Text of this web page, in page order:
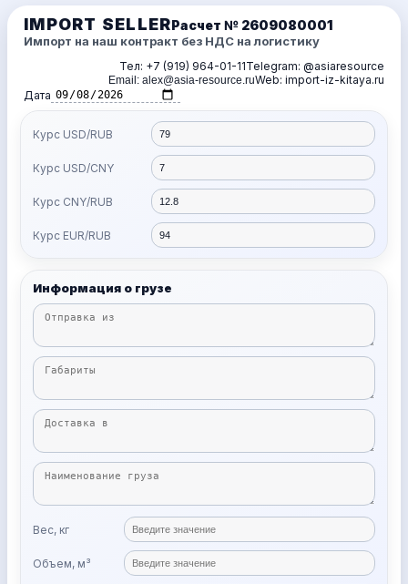
IMPORT SELLERРасчет № 2609080001
Импорт на наш контракт без НДС на логистику
Тел: +7 (919) 964-01-11Telegram: @asiaresource
Email: alex@asia-resource.ruWeb: import-iz-kitaya.ru
Дата
Курс USD/RUB
Курс USD/CNY
Курс CNY/RUB
Курс EUR/RUB
Информация о грузе
Вес, кг
Объем, м³